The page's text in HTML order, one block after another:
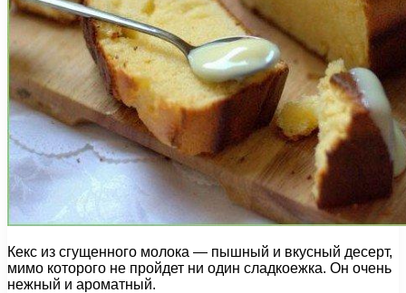
Кекс из сгущенного молока — пышный и вкусный десерт,
мимо которого не пройдет ни один сладкоежка. Он очень
нежный и ароматный.